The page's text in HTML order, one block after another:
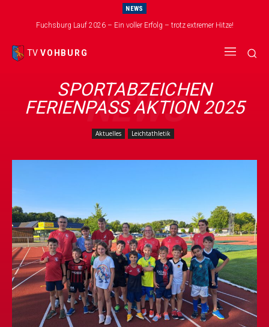
NEWS
Fuchsburg Lauf 2026 – Ein voller Erfolg – trotz extremer Hitze!
TV VOHBURG
NEWS
SPORTABZEICHEN
FERIENPASS AKTION 2025
Aktuelles Leichtathletik